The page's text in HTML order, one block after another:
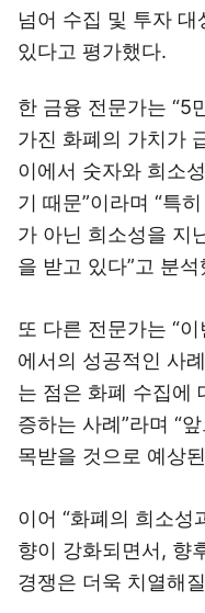
넘어 수집 및 투자
있다고 평가했다.
한 금융 전문가는 “5
가진 화폐의 가치가
이에서 숫자와 희소
기 때문”이라며 “특
가 아닌 희소성을 지
을 받고 있다”고 분석
또 다른 전문가는 “
에서의 성공적인 사
는 점은 화폐 수집에
증하는 사례”라며 “
목받을 것으로 예상
이어 “화폐의 희소성
향이 강화되면서, 향
경쟁은 더욱 치열해